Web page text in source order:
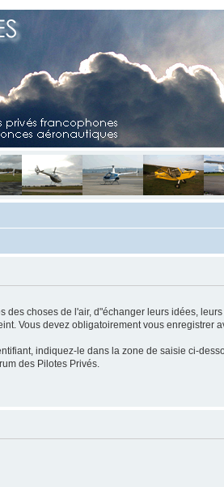
choses de l'air, d"échanger leurs idées,
Vous devez obligatoirement vous
indiquez-le dans la zone de saisie ci-
des Pilotes Privés.